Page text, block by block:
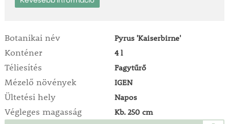
Botanikai név Pyrus 'Kaiserbirne'
Konténer 4 l
Téliesítés Fagytűrő
Mézelő növények IGEN
Ültetési hely Napos
Végleges magasság Kb. 250 cm